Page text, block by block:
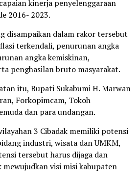
kinerja penyelenggaraan
2016- 2023.
disampaikan dalam rakor tersebut
terkendali, penurunan angka
angka kemiskinan,
penghasilan bruto masyarakat.
itu, Bupati Sukabumi H. Marwan
Forkopimcam, Tokoh
dan para undangan.
3 Cibadak memiliki potensi
industri, wisata dan UMKM,
tersebut harus dijaga dan
visi misi kabupaten